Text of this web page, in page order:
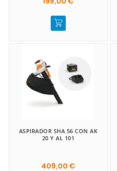
ASPIRADOR SHA 56 CON AK
20 Y AL 101
409,00 €